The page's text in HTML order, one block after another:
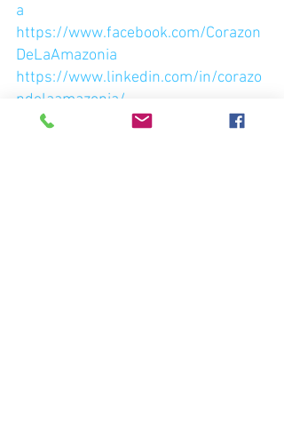
a
https://www.facebook.com/Corazon
DeLaAmazonia
https://www.linkedin.com/in/corazo
ndelaamazonia/
https://www.instagram.com/corazon